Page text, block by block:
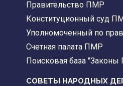
Правительство ПМР
Конституционный суд
Уполномоченный по
Счетная палата ПМР
Поисковая база
СОВЕТЫ НАРОДНЫХ